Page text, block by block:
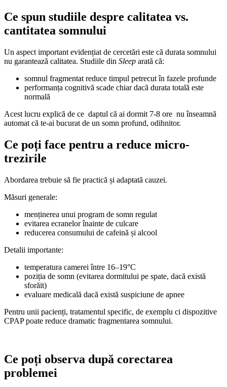
Ce spun studiile despre calitatea vs.
cantitatea somnului
Un aspect important evidențiat de cercetări este că durata somnului
nu garantează calitatea. Studiile din Sleep arată că:
somnul fragmentat reduce timpul petrecut în fazele profunde
performanța cognitivă scade chiar dacă durata totală este
normală
Acest lucru explică de ce daptul că ai dormit 7-8 ore nu înseamnă
automat că te-ai bucurat de un somn profund, odihnitor.
Ce poți face pentru a reduce micro-
trezirile
Abordarea trebuie să fie practică și adaptată cauzei.
Măsuri generale:
menținerea unui program de somn regulat
evitarea ecranelor înainte de culcare
reducerea consumului de cafeină și alcool
Detalii importante:
temperatura camerei între 16–19°C
poziția de somn (evitarea dormitului pe spate, dacă există
sforăit)
evaluare medicală dacă există suspiciune de apnee
Pentru unii pacienți, tratamentul specific, de exemplu ci dispozitive
CPAP poate reduce dramatic fragmentarea somnului.
Ce poți observa după corectarea
problemei